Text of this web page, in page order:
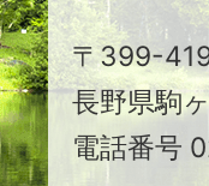
〒399-
長野県駒
電話番号